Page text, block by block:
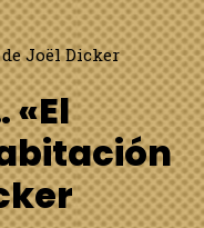
«El